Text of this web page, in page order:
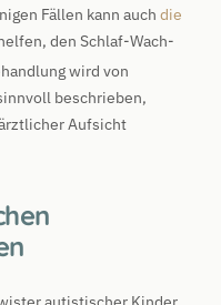
Fällen kann auch die
den Schlaf-Wach-
wird von
beschrieben,
Aufsicht